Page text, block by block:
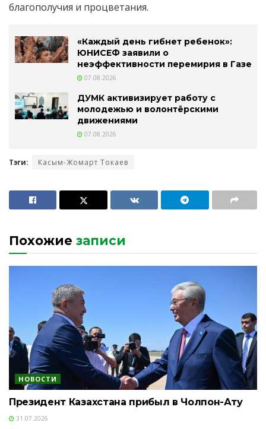
благополучия и процветания.
«Каждый день гибнет ребенок»:
ЮНИСЕФ заявили о
неэффективности перемирия в Газе
07.08.2026
ДУМК активизирует работу с
молодежью и волонтёрскими
движениями
07.08.2026
Тэги: Касым-Жомарт Токаев
Похожие записи
НОВОСТИ
Президент Казахстана прибыл в Чолпон-Ату
31.07.2026